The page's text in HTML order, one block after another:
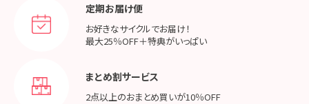
定期お届け便
お好きなサイクルでお届け！
最大25％OFF＋特典がいっぱい
まとめ割サービス
2点以上のおまとめ買いが10％OFF